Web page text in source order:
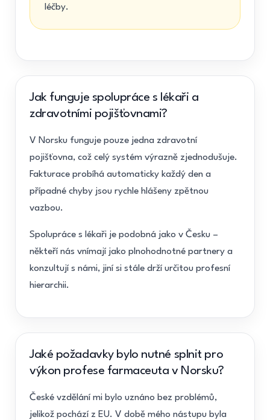
léčby.
Jak funguje spolupráce s lékaři a
zdravotními pojišťovnami?
V Norsku funguje pouze jedna zdravotní
pojišťovna, což celý systém výrazně zjednodušuje.
Fakturace probíhá automaticky každý den a
případné chyby jsou rychle hlášeny zpětnou
vazbou.
Spolupráce s lékaři je podobná jako v Česku –
někteří nás vnímají jako plnohodnotné partnery a
konzultují s námi, jiní si stále drží určitou profesní
hierarchii.
Jaké požadavky bylo nutné splnit pro
výkon profese farmaceuta v Norsku?
České vzdělání mi bylo uznáno bez problémů,
jelikož pochází z EU. V době mého nástupu byla